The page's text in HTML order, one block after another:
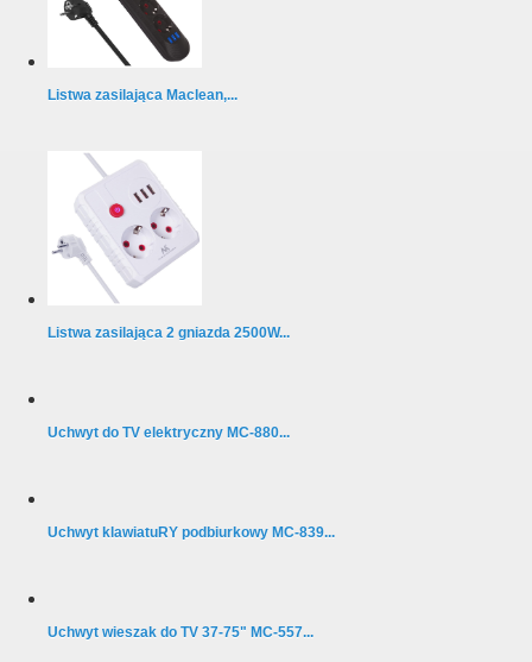
Listwa zasilająca Maclean,...
Listwa zasilająca 2 gniazda 2500W...
Uchwyt do TV elektryczny MC-880...
Uchwyt klawiatuRY podbiurkowy MC-839...
Uchwyt wieszak do TV 37-75" MC-557...